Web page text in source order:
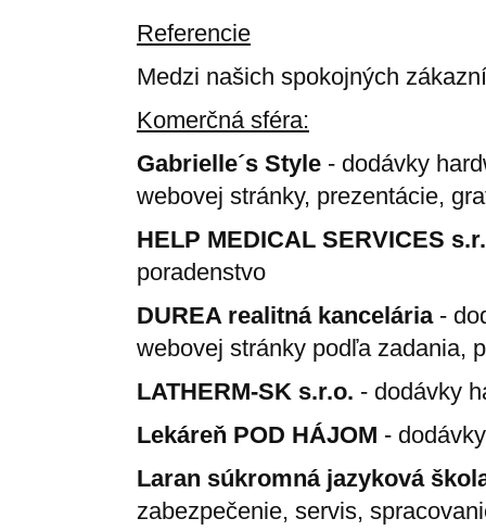
Referencie
Medzi našich spokojných
Komerčná sféra:
Gabrielle´s Style - dodávky
webovej stránky, prezentácie,
HELP MEDICAL SERVICES
poradenstvo
DUREA realitná kancelária-
webovej stránky podľa zadania,
LATHERM-SK s.r.o. - dodávky
Lekáreň POD HÁJOM -
Laran súkromná jazyková
zabezpečenie, servis,